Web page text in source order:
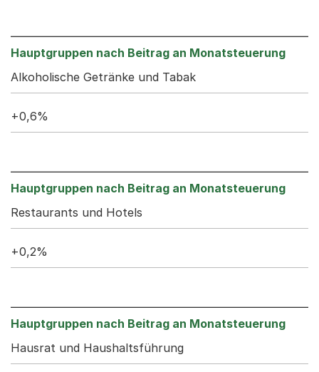
Alkoholische Getränke und Tabak
+0,6%
Restaurants und Hotels
+0,2%
Hausrat und Haushaltsführung